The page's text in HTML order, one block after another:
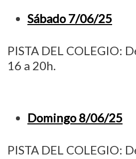
Sábado 7/06/25
PISTA DEL COLEGIO:
16 a 20h.
Domingo 8/06/25
PISTA DEL COLEGIO: